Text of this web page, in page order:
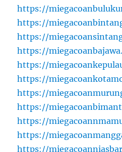
https://
https://
https://
https://
https://
https://
https://
https://
https://
https://
https://